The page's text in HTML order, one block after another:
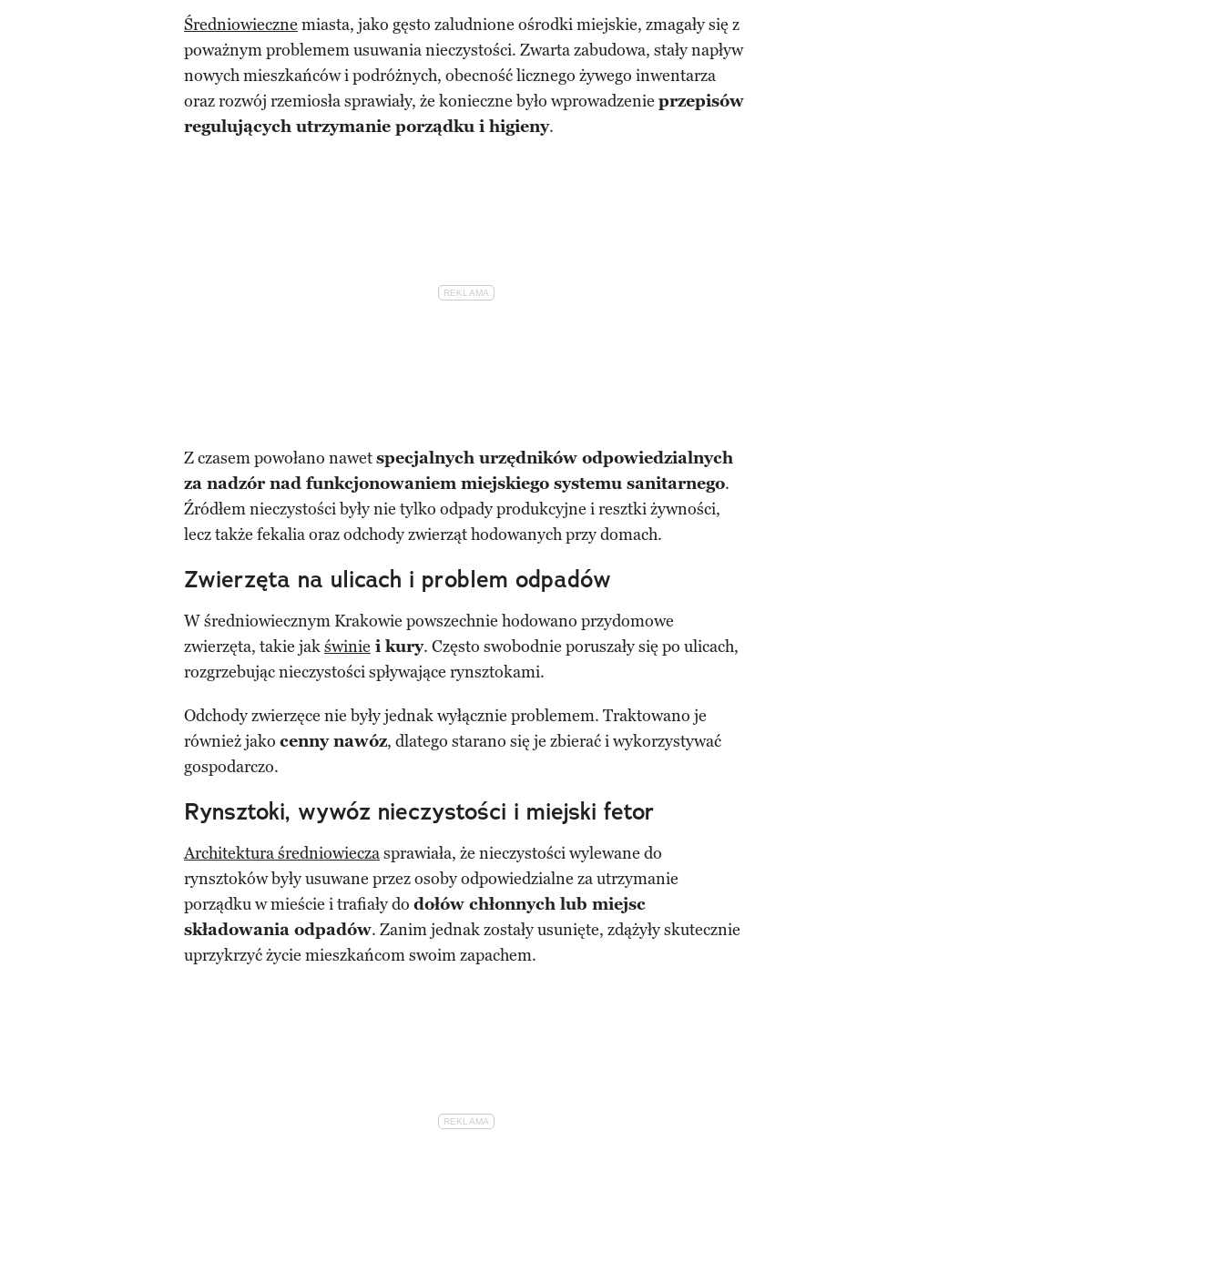
Średniowieczne miasta, jako gęsto zaludnione ośrodki miejskie, zmagały się z
poważnym problemem usuwania nieczystości. Zwarta zabudowa, stały napływ
nowych mieszkańców i podróżnych, obecność licznego żywego inwentarza
oraz rozwój rzemiosła sprawiały, że konieczne było wprowadzenie przepisów
regulujących utrzymanie porządku i higieny.
Z czasem powołano nawetspecjalnych urzędników odpowiedzialnych
za nadzór nad funkcjonowaniem miejskiego systemu sanitarnego.
Źródłem nieczystości były nie tylko odpady produkcyjne i resztki żywności,
lecz także fekalia oraz odchody zwierząt hodowanych przy domach.
Zwierzęta na ulicach i problem odpadów
W średniowiecznym Krakowie powszechnie hodowano przydomowe
zwierzęta, takie jakświnie i kury. Często swobodnie poruszały się po ulicach,
rozgrzebując nieczystości spływające rynsztokami.
Odchody zwierzęce nie były jednak wyłącznie problemem. Traktowano je
również jako cenny nawóz, dlatego starano się je zbierać i wykorzystywać
gospodarczo.
Rynsztoki, wywóz nieczystości i miejski fetor
Architektura średniowieczasprawiała, że nieczystości wylewane do
rynsztoków były usuwane przez osoby odpowiedzialne za utrzymanie
porządku w mieście i trafiały do dołów chłonnych lub miejsc
składowania odpadów. Zanim jednak zostały usunięte, zdążyły skutecznie
uprzykrzyć życie mieszkańcom swoim zapachem.